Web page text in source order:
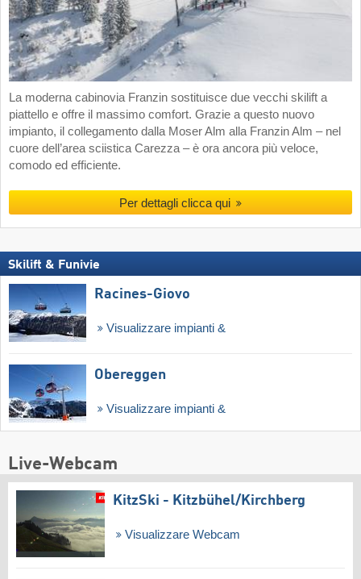
La moderna cabinovia Franzin sostituisce due vecchi skilift a
piattello e offre il massimo comfort. Grazie a questo nuovo
impianto, il collegamento dalla Moser Alm alla Franzin Alm – nel
cuore dell’area sciistica Carezza – è ora ancora più veloce,
comodo ed efficiente.
Per dettagli clicca qui
Skilift & Funivie
Racines-Giovo
Visualizzare impianti &
Obereggen
Visualizzare impianti &
Live-Webcam
KitzSki - Kitzbühel/​Kirchberg
Visualizzare Webcam